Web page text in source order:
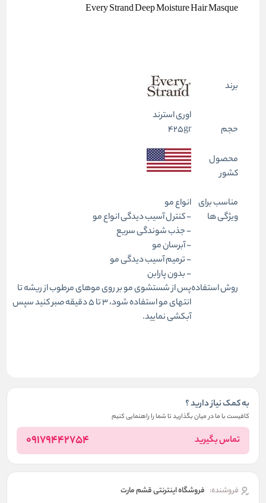
Every Strand Deep Moisture Hair Masque
برند
اوری استرند
حجم
425gr
محصول
کشور
مناسب برای انواع مو
ویژگی ها
- کنترل آسیب دیدگی انواع مو
- جذب شوندگی سریع
- آبرسان مو
- ترمیم آسیب دیدگی مو
- بدون پارابن
روش استفادهپس از شستشوی مو بر روی موهای مرطوب از ریشه تا
انتهای مو استفاده شود، 3 تا 5 دقیقه صبر کنید سپس
آبکشی نمایید.
به کمک نیاز دارید ؟
کافیست با ما در میان بگذارید تا شما را راهنمایی کنیم
تماس بگیرید 09179442754
فروشنده: فروشگاه اینترنتی قشم مارت